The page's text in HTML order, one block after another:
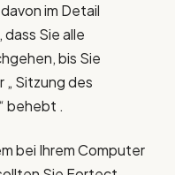
im Detail
Sie alle
bis Sie
„ Sitzung des
behebt .
bei Ihrem Computer